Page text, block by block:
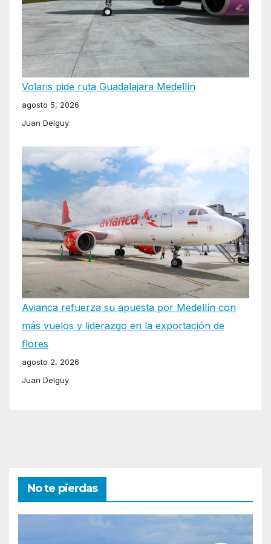
Volaris pide ruta Guadalajara Medellín
agosto 5, 2026
Juan Delguy
Avianca refuerza su apuesta por Medellín con
más vuelos y liderazgo en la exportación de
flores
agosto 2, 2026
Juan Delguy
No te pierdas